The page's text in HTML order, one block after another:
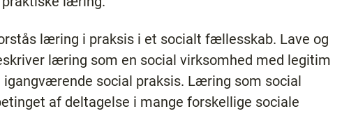
læring i praksis i et socialt fællesskab. Lave og
læring som en social virksomhed med legitim
social praksis. Læring som social
af deltagelse i mange forskellige sociale